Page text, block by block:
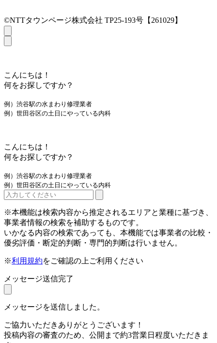
©NTTタウンページ株式会社 TP25-193号【261029】
こんにちは！
何をお探しですか？
例）渋谷駅の水まわり修理業者
例）世田谷区の土日にやっている内科
こんにちは！
何をお探しですか？
例）渋谷駅の水まわり修理業者
例）世田谷区の土日にやっている内科
※本機能は検索内容から推定されるエリアと業種に基づき、
事業者情報の検索を補助するものです。
いかなる内容の検索であっても、本機能では事業者の比較・
優劣評価・断定的判断・専門的判断は行いません。
※利用規約をご確認の上ご利用ください
メッセージ送信完了
メッセージを送信しました。
ご協力いただきありがとうございます！
投稿内容の審査のため、公開まで約3営業日程度いただきま